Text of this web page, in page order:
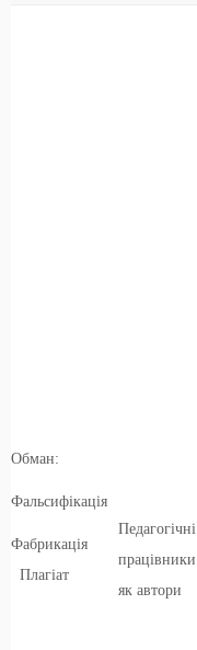
Обман:
Фальсифікація
Фабрикація
Плагіат
Педагогічні
працівники
як автори